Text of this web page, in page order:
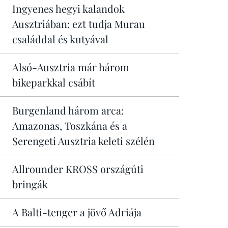
Ingyenes hegyi kalandok
Ausztriában: ezt tudja Murau
családdal és kutyával
Alsó-Ausztria már három
bikeparkkal csábít
Burgenland három arca:
Amazonas, Toszkána és a
Serengeti Ausztria keleti szélén
Allrounder KROSS országúti
bringák
A Balti-tenger a jövő Adriája